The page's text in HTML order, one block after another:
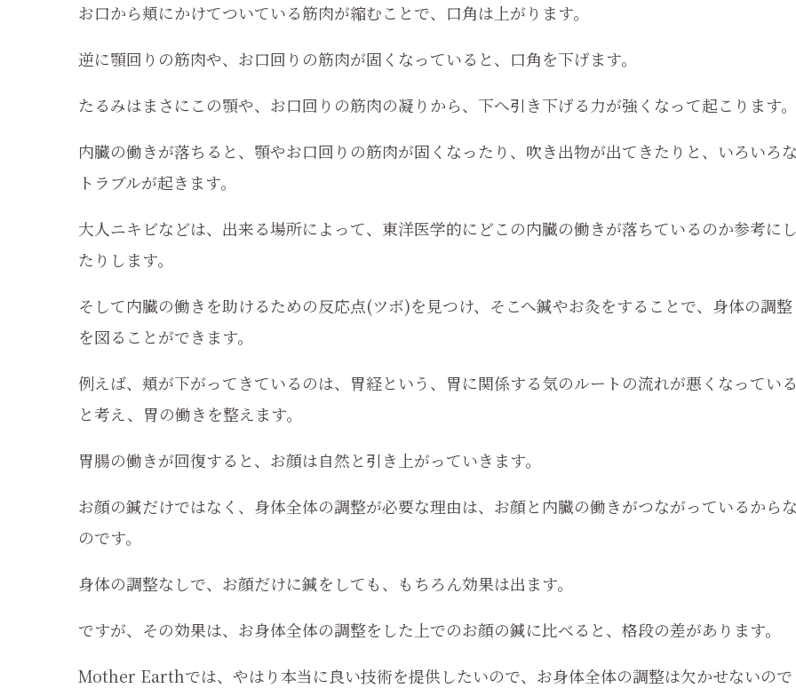
お口から頬にかけてついている筋肉が縮むことで、口角は上がります。
逆に顎回りの筋肉や、お口回りの筋肉が固くなっていると、口角を下げます。
たるみはまさにこの顎や、お口回りの筋肉の凝りから、下へ引き下げる力が強くなって起こります。
内臓の働きが落ちると、顎やお口回りの筋肉が固くなったり、吹き出物が出てきたりと、いろいろな
トラブルが起きます。
大人ニキビなどは、出来る場所によって、東洋医学的にどこの内臓の働きが落ちているのか参考にし
たりします。
そして内臓の働きを助けるための反応点(ツボ)を見つけ、そこへ鍼やお灸をすることで、身体の調整
を図ることができます。
例えば、頬が下がってきているのは、胃経という、胃に関係する気のルートの流れが悪くなっている
と考え、胃の働きを整えます。
胃腸の働きが回復すると、お顔は自然と引き上がっていきます。
お顔の鍼だけではなく、身体全体の調整が必要な理由は、お顔と内臓の働きがつながっているからな
のです。
身体の調整なしで、お顔だけに鍼をしても、もちろん効果は出ます。
ですが、その効果は、お身体全体の調整をした上でのお顔の鍼に比べると、格段の差があります。
Mother Earthでは、やはり本当に良い技術を提供したいので、お身体全体の調整は欠かせないので